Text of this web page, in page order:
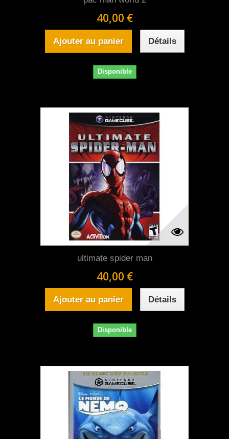
40,00 €
Ajouter au panier Détails
Disponible
ultimate spider man
40,00 €
Ajouter au panier Détails
Disponible